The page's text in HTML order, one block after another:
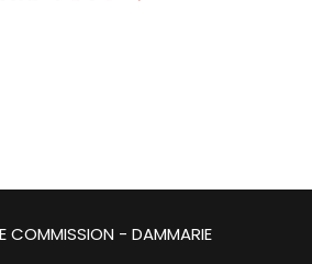
COMMISSION - DAMMARIE